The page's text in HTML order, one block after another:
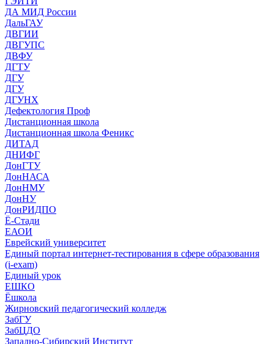
ДА МИД России
ДальГАУ
ДВГИИ
ДВГУПС
ДВФУ
ДГТУ
ДГУ
ДГУ
ДГУНХ
Дефектология Проф
Дистанционная школа
Дистанционная школа Феникс
ДИТАД
ДНИФГ
ДонГТУ
ДонНАСА
ДонНМУ
ДонНУ
ДонРИДПО
Ё-Стади
ЕАОИ
Еврейский университет
Единый портал интернет-тестирования в сфере образования
(i-exam)
Единый урок
ЕШКО
Ёшкола
Жирновский педагогический колледж
ЗабГУ
ЗабЦДО
Западно-Сибирский Институт